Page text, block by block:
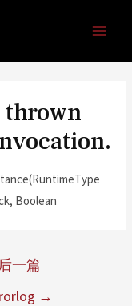
thrown
Boolean
后一篇
→